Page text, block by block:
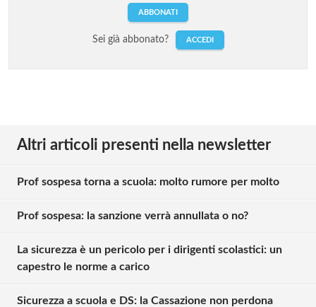
ABBONATI
Sei già abbonato? ACCEDI
Altri articoli presenti nella newsletter
Prof sospesa torna a scuola: molto rumore per molto
Prof sospesa: la sanzione verrà annullata o no?
La sicurezza è un pericolo per i dirigenti scolastici: un
capestro le norme a carico
Sicurezza a scuola e DS: la Cassazione non perdona